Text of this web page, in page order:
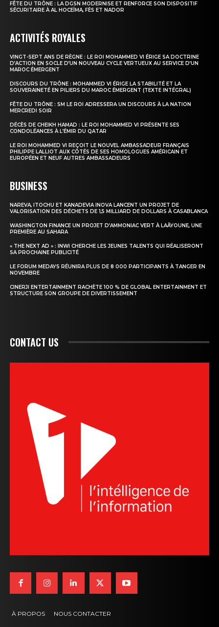
FÊTE DU TRÔNE : LA DGSN MODERNISE ET RENFORCE SON DISPOSITIF
SÉCURITAIRE À AL HOCEÏMA, FÈS ET NADOR
ACTIVITÉS ROYALES
VINGT-SEPT ANS DE RÈGNE : LE ROI MOHAMMED VI ÉRIGE SA DOCTRINE
D’ACTION EN SOCLE D’UN NOUVEAU CYCLE VERTUEUX AU SERVICE D’UN
MAROC ÉMERGENT
DISCOURS DU TRÔNE : MOHAMMED VI ÉRIGE LA STABILITÉ ET LA
SOUVERAINETÉ EN PILIERS DU MAROC ÉMERGENT (TEXTE INTÉGRAL)
FÊTE DU TRÔNE : SM LE ROI ADRESSERA UN DISCOURS À LA NATION
MERCREDI SOIR
DÉCÈS DE CHEIKH HAMAD : LE ROI MOHAMMED VI PRÉSENTE SES
CONDOLÉANCES À L’ÉMIR DU QATAR
LE ROI MOHAMMED VI REÇOIT LE NOUVEL AMBASSADEUR FRANÇAIS
PHILIPPE LALLIOT AUX CÔTÉS DE SES HOMOLOGUES AMÉRICAIN ET
EUROPÉEN ET NEUF AUTRES AMBASSADEURS
BUSINESS
NAREVA, ITOCHU ET KANADEVIA INOVA LANCENT UN PROJET DE
VALORISATION DES DÉCHETS DE 1,5 MILLIARD DE DOLLARS À CASABLANCA
WASHINGTON FINANCE UN PROJET D’AMMONIAC VERT À LAÂYOUNE, UNE
PREMIÈRE AU SAHARA
« THE NEXT AD » : INWI CHERCHE LES JEUNES TALENTS QUI RÉALISERONT
SA PROCHAINE PUBLICITÉ
LE FORUM MEDAYS RÉUNIRA PLUS DE 8 000 PARTICIPANTS À TANGER EN
NOVEMBRE
CINERJI ENTERTAINMENT RACHÈTE 100 % DE GLOBAL ENTERTAINMENT ET
STRUCTURE SON GROUPE DE DIVERTISSEMENT
CONTACT US
À PROPOS NOUS CONTACTER